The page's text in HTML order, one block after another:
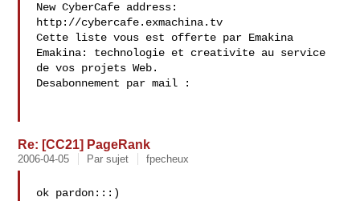
New CyberCafe address:
http://cybercafe.exmachina.tv
Cette liste vous est offerte par Emakina
Emakina: technologie et creativite au service
de vos projets Web.
Desabonnement par mail :
Re: [CC21] PageRank
2006-04-05 Par sujet fpecheux
ok pardon:::)